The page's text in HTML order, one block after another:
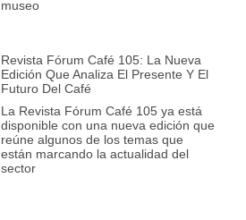
museo
Revista Fórum Café 105: La Nueva
Edición Que Analiza El Presente Y El
Futuro Del Café
La Revista Fórum Café 105 ya está
disponible con una nueva edición que
reúne algunos de los temas que
están marcando la actualidad del
sector